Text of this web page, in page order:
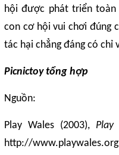
hội được phát triển
con cơ hội vui chơi đúng
tác hại chẳng đáng có chỉ
Picnictoy tổng hợp
Nguồn:
Play Wales (2003), Play
http://